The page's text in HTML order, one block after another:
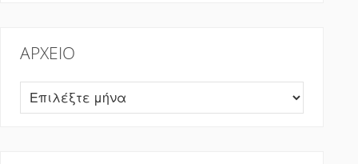
ΑΡΧΕΊΟ
Αρχείο